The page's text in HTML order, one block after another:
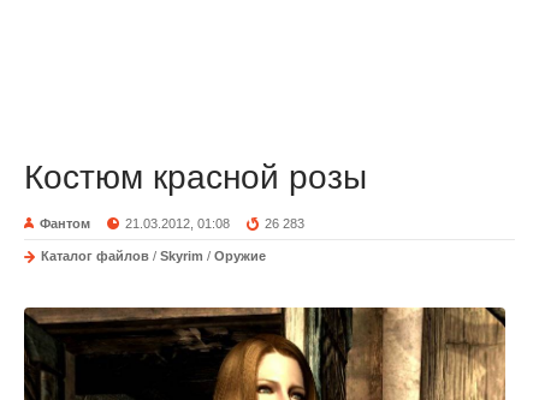
Костюм красной розы
Фантом 21.03.2012, 01:08 26 283
Каталог файлов / Skyrim / Оружие